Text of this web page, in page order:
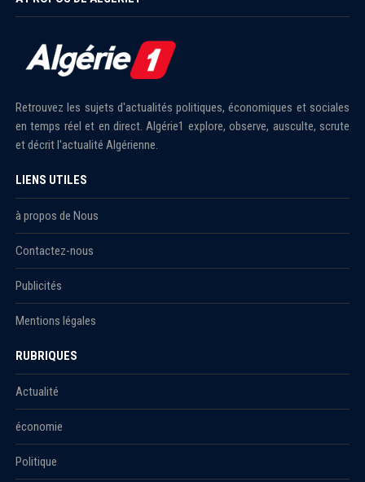
Retrouvez les sujets d'actualités politiques, économiques et sociales
en temps réel et en direct. Algérie1 explore, observe, ausculte, scrute
et décrit l'actualité Algérienne.
LIENS UTILES
à propos de Nous
Contactez-nous
Publicités
Mentions légales
RUBRIQUES
Actualité
économie
Politique